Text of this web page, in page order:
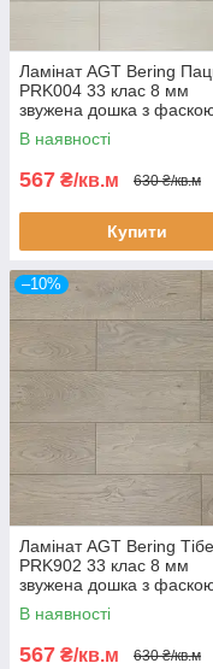
Ламінат AGT Bering
PRK004 33 клас 8 мм
звужена дошка з
В наявності
567 ₴/кв.м 630 ₴/кв.м
Купити
–10%
Ламінат AGT Bering
PRK902 33 клас 8 мм
звужена дошка з
В наявності
567 ₴/кв.м 630 ₴/кв.м